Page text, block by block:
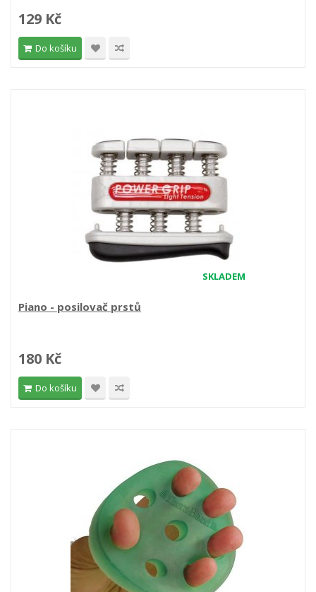
129 Kč
Do košíku
SKLADEM
Piano - posilovač prstů
180 Kč
Do košíku